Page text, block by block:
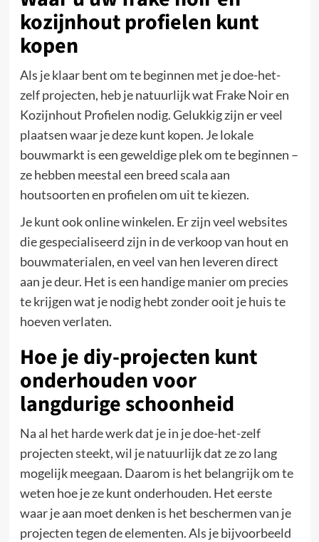
kozijnhout profielen kunt
kopen
Als je klaar bent om te beginnen met je doe-het-
zelf projecten, heb je natuurlijk wat Frake Noir en
Kozijnhout Profielen nodig. Gelukkig zijn er veel
plaatsen waar je deze kunt kopen. Je lokale
bouwmarkt is een geweldige plek om te beginnen –
ze hebben meestal een breed scala aan
houtsoorten en profielen om uit te kiezen.
Je kunt ook online winkelen. Er zijn veel websites
die gespecialiseerd zijn in de verkoop van hout en
bouwmaterialen, en veel van hen leveren direct
aan je deur. Het is een handige manier om precies
te krijgen wat je nodig hebt zonder ooit je huis te
hoeven verlaten.
Hoe je diy-projecten kunt
onderhouden voor
langdurige schoonheid
Na al het harde werk dat je in je doe-het-zelf
projecten steekt, wil je natuurlijk dat ze zo lang
mogelijk meegaan. Daarom is het belangrijk om te
weten hoe je ze kunt onderhouden. Het eerste
waar je aan moet denken is het beschermen van je
projecten tegen de elementen. Als je bijvoorbeeld